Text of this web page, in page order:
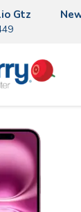
Gtz